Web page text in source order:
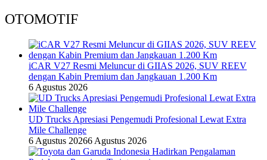
OTOMOTIF
iCAR V27 Resmi Meluncur di GIIAS 2026, SUV REEV
dengan Kabin Premium dan Jangkauan 1.200 Km
6 Agustus 2026
UD Trucks Apresiasi Pengemudi Profesional Lewat Extra
Mile Challenge
6 Agustus 20266 Agustus 2026